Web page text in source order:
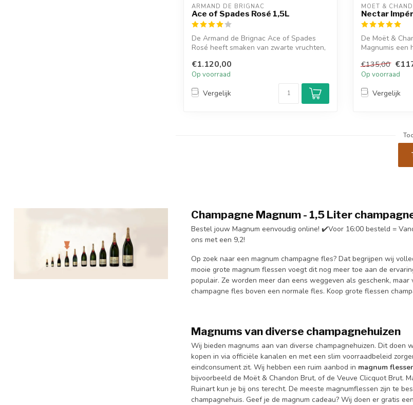
ARMAND DE BRIGNAC
Ace of Spades Rosé 1,5L
De Armand de Brignac Ace of Spades
Rosé heeft smaken van zwarte vruchten,
€1.120,00
Op voorraad
Vergelijk
MOËT &
Nectar
De Moët &
Magnumis een
€135,00
Op voorraad
Vergelijk
Champagne Magnum - 1,5 Liter
Bestel jouw Magnum eenvoudig online! ✔️Voor 16:00 besteld =
ons met een 9,2!
Op zoek naar een magnum champagne fles? Dat begrijpen wij
mooie grote magnum flessen voegt dit nog meer toe aan de
populair. Ze worden meer dan eens weggeven als geschenk,
champagne fles boven een normale fles. Koop grote flessen
Magnums van diverse champagnehuizen
Wij bieden magnums aan van diverse champagnehuizen. Dit
kopen in via officiële kanalen en met een slim voorraadbeleid
eindconsument zit. Wij hebben een ruim aanbod in magnum
bijvoorbeeld de Moët & Chandon Brut, of de Veuve Clicquot Brut.
Ruinart kun je bij ons terecht. De meeste magnumflessen zijn te
champagnehuis. Geef je de magnum cadeau? Wij doen er gratis